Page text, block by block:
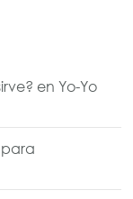
enYo-Yo
para